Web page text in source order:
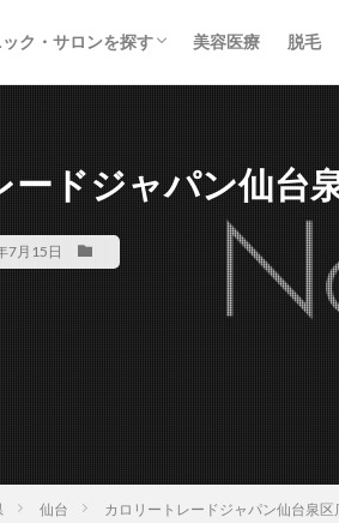
ク・サロンを探す
エット
ンケア
美容医療 脱毛
ードジャパン仙台
7月15日
仙台 カロリートレードジャパン仙台泉区